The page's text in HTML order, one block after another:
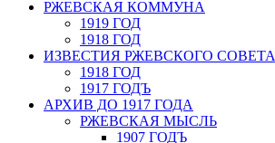
РЖЕВСКАЯ КОММУНА
1919 ГОД
1918 ГОД
ИЗВЕСТИЯ РЖЕВСКОГО СОВЕТА
1918 ГОД
1917 ГОДЪ
АРХИВ ДО 1917 ГОДА
РЖЕВСКАЯ МЫСЛЬ
1907 ГОДЪ